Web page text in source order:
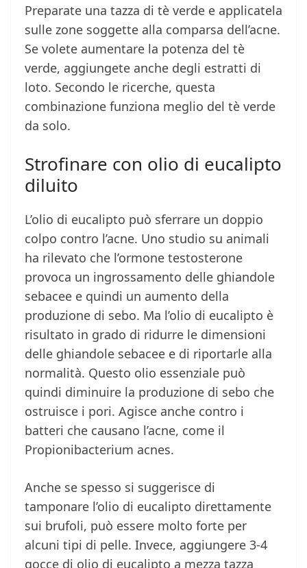
Preparate una tazza di tè verde e applicatela
sulle zone soggette alla comparsa dell’acne.
Se volete aumentare la potenza del tè
verde, aggiungete anche degli estratti di
loto. Secondo le ricerche, questa
combinazione funziona meglio del tè verde
da solo.
Strofinare con olio di eucalipto
diluito
L’olio di eucalipto può sferrare un doppio
colpo contro l’acne. Uno studio su animali
ha rilevato che l’ormone testosterone
provoca un ingrossamento delle ghiandole
sebacee e quindi un aumento della
produzione di sebo. Ma l’olio di eucalipto è
risultato in grado di ridurre le dimensioni
delle ghiandole sebacee e di riportarle alla
normalità. Questo olio essenziale può
quindi diminuire la produzione di sebo che
ostruisce i pori. Agisce anche contro i
batteri che causano l’acne, come il
Propionibacterium acnes.
Anche se spesso si suggerisce di
tamponare l’olio di eucalipto direttamente
sui brufoli, può essere molto forte per
alcuni tipi di pelle. Invece, aggiungere 3-4
gocce di olio di eucalipto a mezza tazza